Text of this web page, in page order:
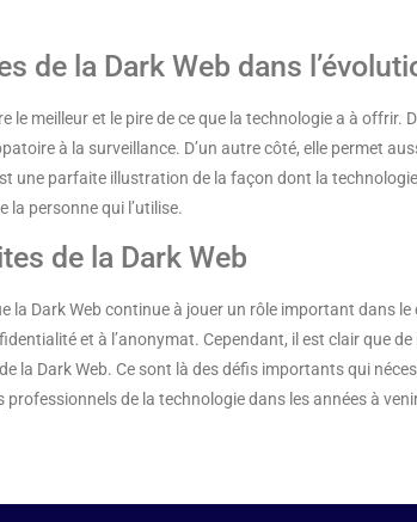
de la Dark Web dans
le meilleur et le pire de ce que la technologie a à offrir.
à la surveillance. D’un autre côté, elle permet
une parfaite illustration de la façon dont la
la personne qui l’utilise.
de la Dark Web
la Dark Web continue à jouer un rôle important dans
et à l’anonymat. Cependant, il est clair que
la Dark Web. Ce sont là des défis importants qui
de la technologie dans les années à